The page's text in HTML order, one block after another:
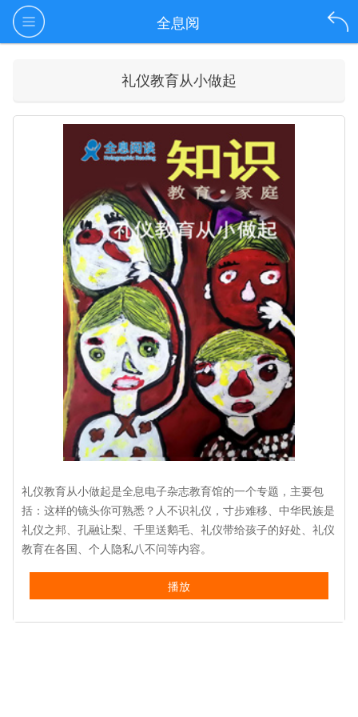
全息阅
礼仪教育从小做起
礼仪教育从小做起是全息电子杂志教育馆的一个专题，主要包
括：这样的镜头你可熟悉？人不识礼仪，寸步难移、中华民族是
礼仪之邦、孔融让梨、千里送鹅毛、礼仪带给孩子的好处、礼仪
教育在各国、个人隐私八不问等内容。
播放